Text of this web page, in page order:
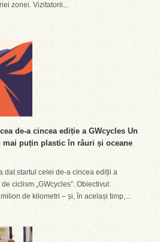
zonei. Vizitatorii...
de-a cincea ediție a GWcycles Un
puțin plastic în râuri și oceane
dat startul celei de-a cincea ediții a
ciclism „GWcycles”. Obiectivul:
de kilometri – și, în același timp,...